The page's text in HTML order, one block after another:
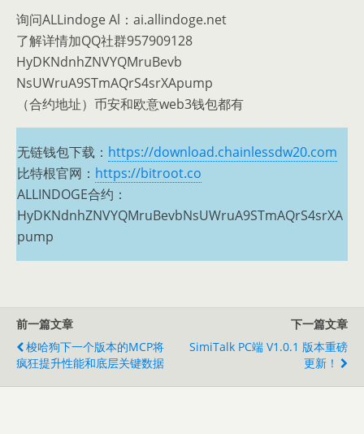
询问ALLindoge Al：ai.allindoge.net
了解详情加QQ社群957909128
HyDKNdnhZNVYQMruBevb
NsUWruA9STmAQrS4srXApump
（合约地址）币安和欧意web3钱包都有
无链钱包下载： https://download.chainlessdw20.com
比特根官网： https://bitroot.co
ALLINDOGE合约：
HyDKNdnhZNVYQMruBevbNsUWruA9STmAQrS4srXA
pump
前一篇文章
梭哈狗下一个版本的MCP将
疯狂提升性能和底层关键数据
下一篇文章
SimiTalk PC端 V1.0.1 版本重磅
更新！